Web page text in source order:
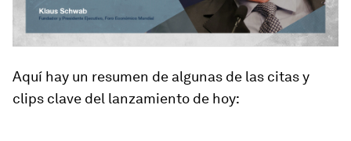
Aquí hay un resumen de algunas de las citas y
clips clave del lanzamiento de hoy: